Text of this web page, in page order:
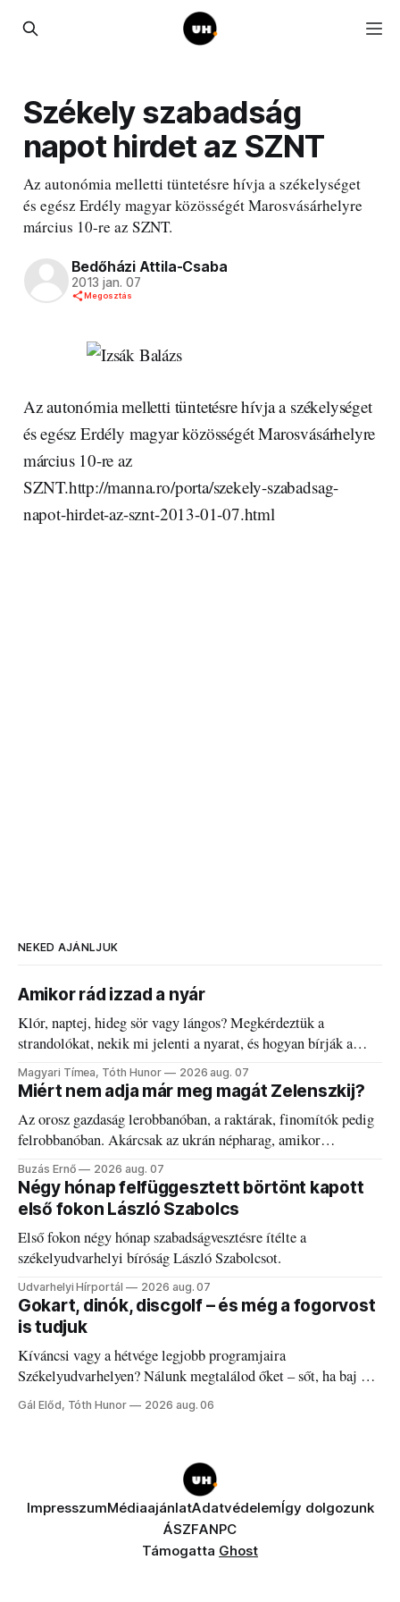
Székely szabadság
napot hirdet az SZNT
Az autonómia melletti tüntetésre hívja a székelységet
és egész Erdély magyar közösségét Marosvásárhelyre
március 10-re az SZNT.
Bedőházi Attila-Csaba
2013 jan. 07
Megosztás
Az autonómia melletti tüntetésre hívja a székelységet
és egész Erdély magyar közösségét Marosvásárhelyre
március 10-re az
SZNT.http://manna.ro/porta/szekely-szabadsag-
napot-hirdet-az-sznt-2013-01-07.html
NEKED AJÁNLJUK
Amikor rád izzad a nyár
Klór, naptej, hideg sör vagy lángos? Megkérdeztük a
strandolókat, nekik mi jelenti a nyarat, és hogyan bírják a
kánikulát.
Magyari Tímea, Tóth Hunor 2026 aug. 07
Miért nem adja már meg magát Zelenszkij?
Az orosz gazdaság lerobbanóban, a raktárak, finomítók pedig
felrobbanóban. Akárcsak az ukrán népharag, amikor
elégedetlen vezetőivel.
Buzás Ernő 2026 aug. 07
Négy hónap felfüggesztett börtönt kapott
első fokon László Szabolcs
Első fokon négy hónap szabadságvesztésre ítélte a
székelyudvarhelyi bíróság László Szabolcsot.
Udvarhelyi Hírportál 2026 aug. 07
Gokart, dinók, discgolf – és még a fogorvost
is tudjuk
Kíváncsi vagy a hétvége legjobb programjaira
Székelyudvarhelyen? Nálunk megtalálod őket – sőt, ha baj van
a fogaddal, a fogorvosi ügyeletet is!
Gál Előd, Tóth Hunor 2026 aug. 06
ImpresszumMédiaajánlatAdatvédelemÍgy dolgozunk
ÁSZFANPC
Támogatta Ghost